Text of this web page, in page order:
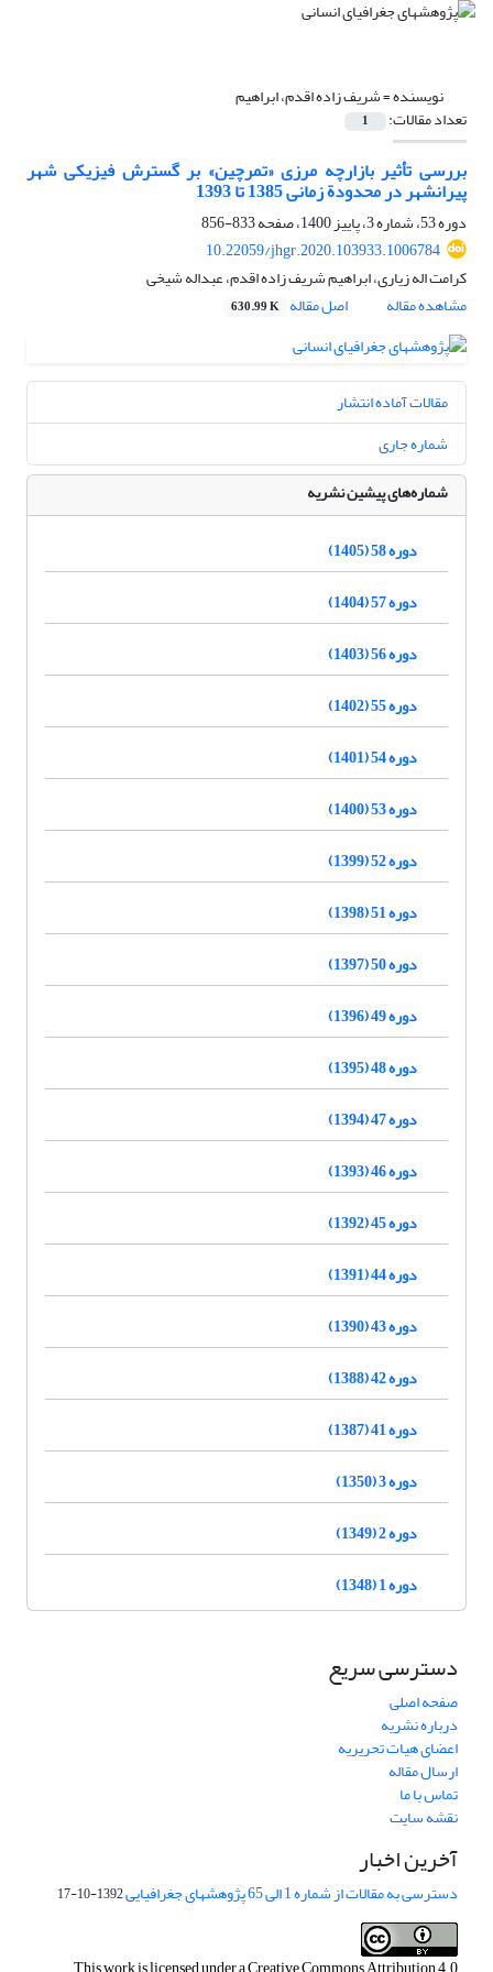
نویسنده =شریف زاده اقدم، ابراهیم
تعداد مقالات: 1
بررسی تأثیر بازارچه مرزی «تمرچین» بر گسترش فیزیکی شهر
پیرانشهر در محدودة زمانی 1385 تا 1393
دوره 53، شماره 3، پاییز 1400، صفحه
833-856
10.22059/jhgr.2020.103933.1006784
کرامت اله زیاری، ابراهیم شریف زاده اقدم، عبداله شیخی
مشاهده مقاله
اصل مقاله 630.99 K
مقالات آماده انتشار
شماره جاری
شماره‌های پیشین نشریه
دوره 58 (1405)
دوره 57 (1404)
دوره 56 (1403)
دوره 55 (1402)
دوره 54 (1401)
دوره 53 (1400)
دوره 52 (1399)
دوره 51 (1398)
دوره 50 (1397)
دوره 49 (1396)
دوره 48 (1395)
دوره 47 (1394)
دوره 46 (1393)
دوره 45 (1392)
دوره 44 (1391)
دوره 43 (1390)
دوره 42 (1388)
دوره 41 (1387)
دوره 3 (1350)
دوره 2 (1349)
دوره 1 (1348)
دسترسی سریع
صفحه اصلی
درباره نشریه
اعضای هیات تحریریه
ارسال مقاله
تماس با ما
نقشه سایت
آخرین اخبار
دسترسی به مقالات از شماره 1 الی 65 پژوهشهای جغرافیایی 1392-10-17